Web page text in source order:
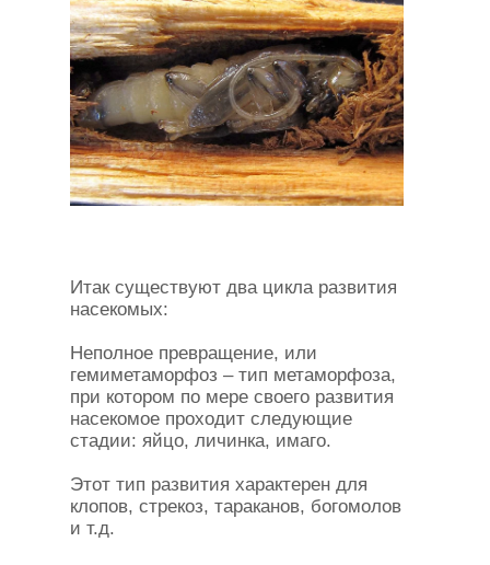
Итак существуют два цикла развития
насекомых:
Неполное превращение, или
гемиметаморфоз – тип метаморфоза,
при котором по мере своего развития
насекомое проходит следующие
стадии: яйцо, личинка, имаго.
Этот тип развития характерен для
клопов, стрекоз, тараканов, богомолов
и т.д.